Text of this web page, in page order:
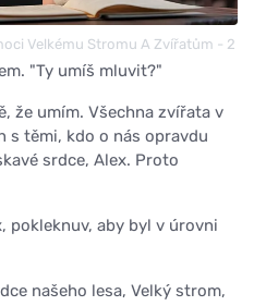
Velkému Stromu A Zvířatům - 2
"Ty umíš mluvit?"
že umím. Všechna zvířata v
s těmi, kdo o nás opravdu
srdce, Alex. Proto
pokleknuv, aby byl v úrovni
našeho lesa, Velký strom,